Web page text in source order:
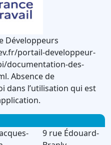
Développeurs
portail-developpeur-
documentation-des-
Absence de
dans l’utilisation qui est
9 rue Édouard-